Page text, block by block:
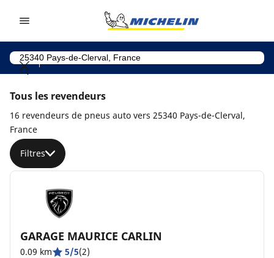
Tous les revendeurs
16 revendeurs de pneus auto vers 25340 Pays-de-Clerval,
France
Filtres
GARAGE MAURICE CARLIN
0.09 km 5/5(2)